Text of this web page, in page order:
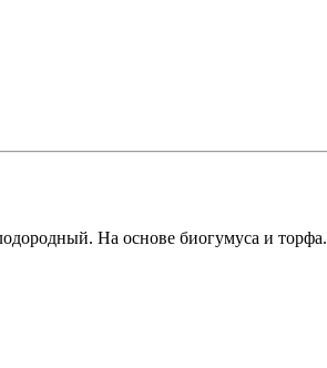
На основе биогумуса и торфа.